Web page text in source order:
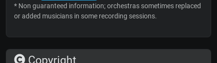
* Non guaranteed information; orchestras sometimes replaced
or added musicians in some recording sessions.
Copyright